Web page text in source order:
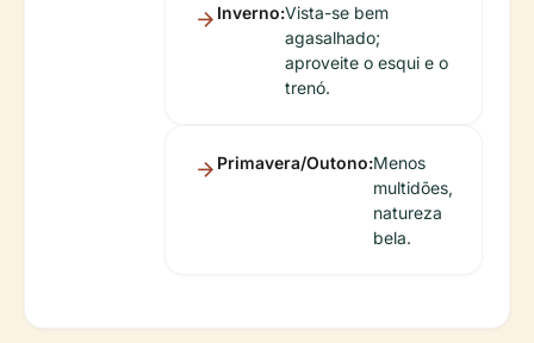
Inverno:Vista-se bem
agasalhado;
aproveite o esqui e o
trenó.
Primavera/Outono:Menos
multidões,
natureza
bela.